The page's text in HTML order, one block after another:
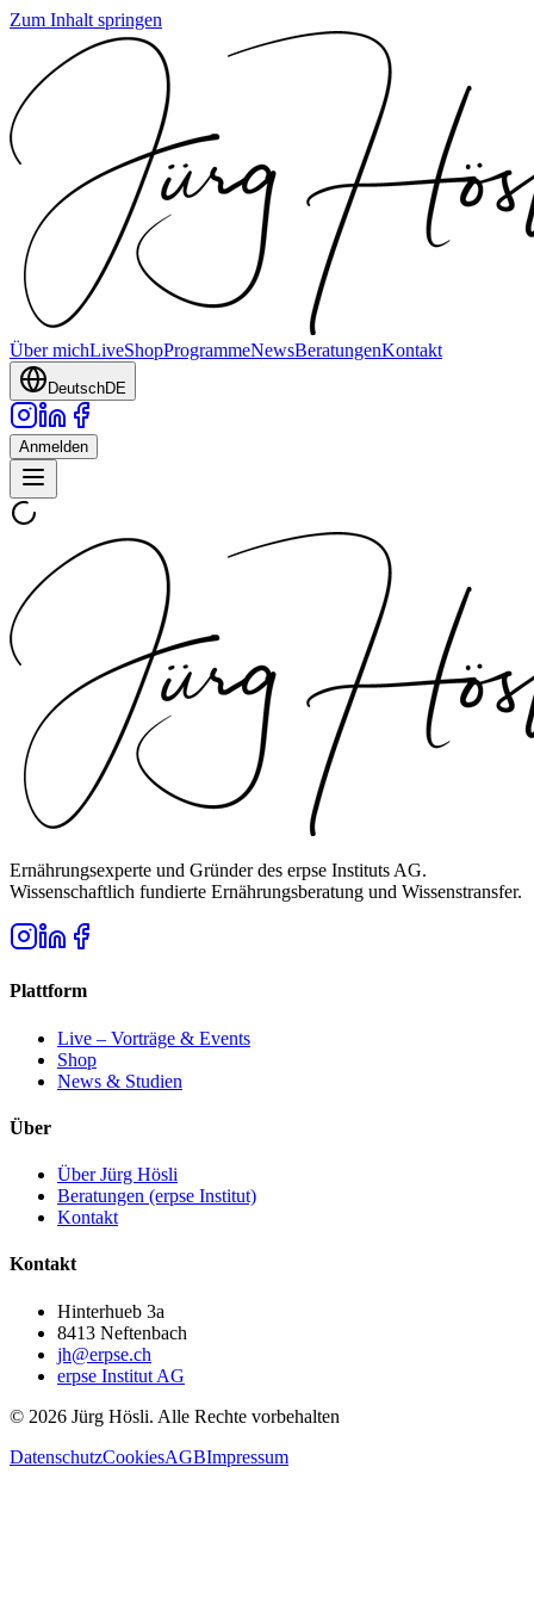
Zum Inhalt springen
Über michLiveShopProgrammeNewsBeratungenKontakt
DeutschDE
Anmelden
Ernährungsexperte und Gründer des erpse Instituts AG.
Wissenschaftlich fundierte Ernährungsberatung und Wissenstransfer.
Plattform
Live – Vorträge & Events
Shop
News & Studien
Über
Über Jürg Hösli
Beratungen (erpse Institut)
Kontakt
Kontakt
Hinterhueb 3a
8413 Neftenbach
jh@erpse.ch
erpse Institut AG
© 2026 Jürg Hösli. Alle Rechte vorbehalten
DatenschutzCookiesAGBImpressum